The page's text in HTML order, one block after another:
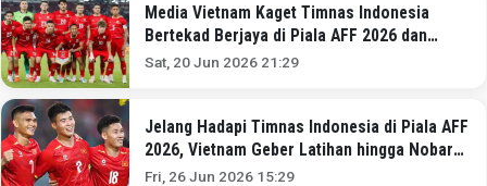
Media Vietnam Kaget Timnas Indonesia
Bertekad Berjaya di Piala AFF 2026 dan
Langganan Lolos Piala Dunia
Sat, 20 Jun 2026 21:29
Jelang Hadapi Timnas Indonesia di Piala AFF
2026, Vietnam Geber Latihan hingga Nobar
Piala Dunia 2026
Fri, 26 Jun 2026 15:29